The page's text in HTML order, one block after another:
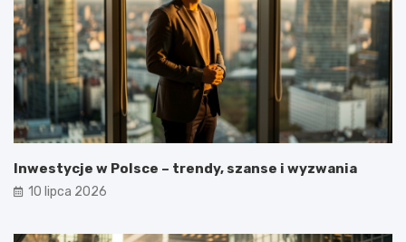
Inwestycje w Polsce – trendy, szanse i wyzwania
10 lipca 2026